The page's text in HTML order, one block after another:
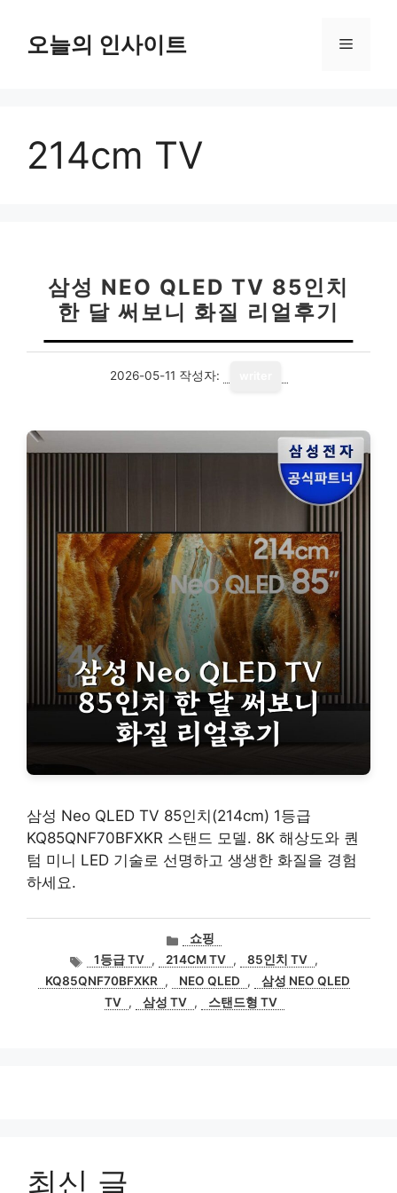
오늘의 인사이트 메
214cm TV
삼성 NEO QLED TV 85인치
한 달 써보니 화질 리얼후기
2026-05-11 작성자:
삼성 Neo QLED TV 85인치(214cm) 1등급
KQ85QNF70BFXKR 스탠드 모델. 8K 해상도와 퀀
텀 미니 LED 기술로 선명하고 생생한 화질을 경험
하세요.
카
테
고
리
쇼핑
태
그
1등급 TV , 214CM TV , 85인치 TV ,
KQ85QNF70BFXKR
, NEO QLED ,
삼성 NEO QLED
TV , 삼성 TV , 스탠드형 TV
최신 글